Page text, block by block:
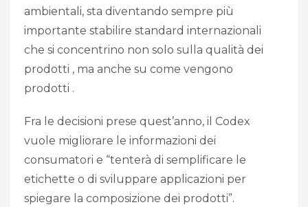
ambientali, sta diventando sempre più
importante stabilire standard internazionali
che si concentrino non solo sulla qualità dei
prodotti , ma anche su come vengono
prodotti .
Fra le decisioni prese quest’anno, il Codex
vuole migliorare le informazioni dei
consumatori e “tenterà di semplificare le
etichette o di sviluppare applicazioni per
spiegare la composizione dei prodotti”.